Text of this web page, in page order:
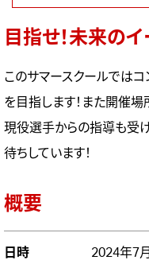
目指せ！未来のイ
このサマースクールでは
を目指します！また開催
現役選手からの指導も受
待ちしています！
概要
日時
2024年7月